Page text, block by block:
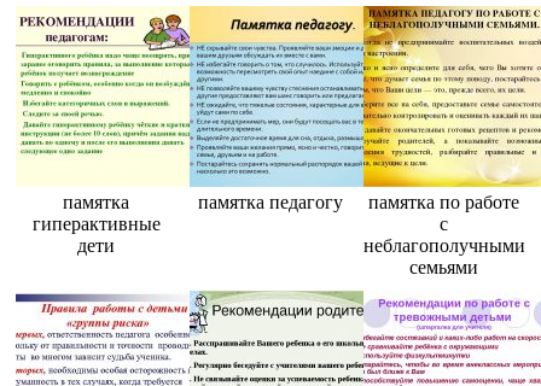
памятка
гиперактивные
дети
памятка педагогу
памятка по работе
с
неблагополучными
семьями